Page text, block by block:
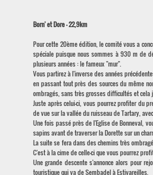
Born' et Dore - 22,9km
Pour cette 20ème édition, le comité vous a
spéciale puisque nous sommes à 930 m de
plusieurs années : le fameux "mur".
Vous partirez à l'inverse des années
en passant tout près des sources du même
ombragés, sans très grosses difficultés et cela
Juste après celui-ci, vous pourrez profiter du
de vue sur la vallée du ruisseau de Tartary,
Une fois passé près de l'Eglise de Bonneval,
sapins avant de traverser la Dorette sur un
La suite se fera dans des chemins très
C'est à la cime de celle-ci que vous pourrez
Une grande descente s'annonce alors pour
touristique qui va de Sembadel à Estivareilles.